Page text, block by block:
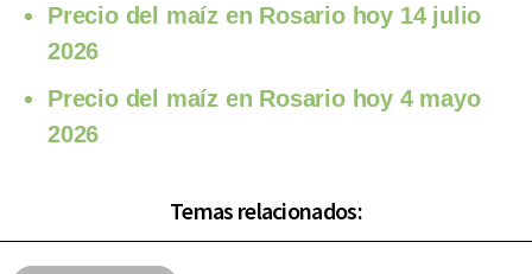
Precio del maíz en Rosario hoy 14 julio
2026
Precio del maíz en Rosario hoy 4 mayo
2026
Temas relacionados: